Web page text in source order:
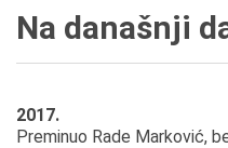
Na današnji
2017.
Preminuo Rade Marković,